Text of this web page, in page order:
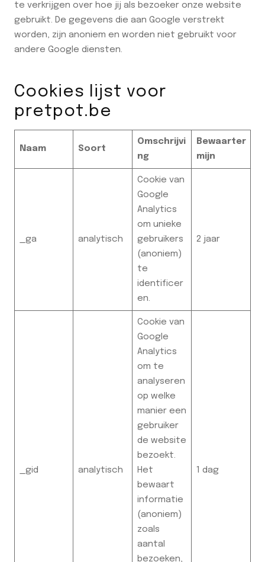
te verkrijgen over hoe jij als bezoeker onze website
gebruikt. De gegevens die aan Google verstrekt
worden, zijn anoniem en worden niet gebruikt voor
andere Google diensten.
Cookies lijst voor
pretpot.be
Naam Soort
Omschrijvi
ng
Bewaarter
mijn
_ga analytisch
Cookie van
Google
Analytics
om unieke
gebruikers
(anoniem)
te
identificer
en.
2 jaar
_gid analytisch
Cookie van
Google
Analytics
om te
analyseren
op welke
manier een
gebruiker
de website
bezoekt.
Het
bewaart
informatie
(anoniem)
zoals
aantal
bezoeken,
1 dag